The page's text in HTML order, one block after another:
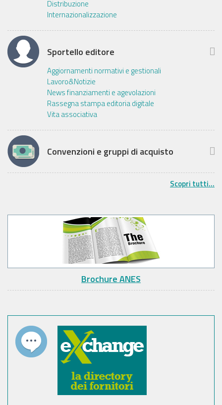
Distribuzione
Internazionalizzazione
Sportello editore
Aggiornamenti normativi e gestionali
Lavoro&Notizie
News finanziamenti e agevolazioni
Rassegna stampa editoria digitale
Vita associativa
Convenzioni e gruppi di acquisto
Scopri tutti...
Brochure ANES